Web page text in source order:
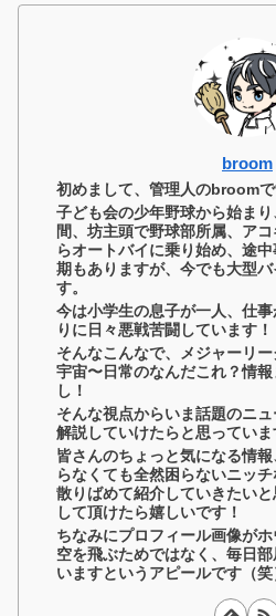
broom
初めまして、管理人のbroomで
子ども会の少年野球から始ま
間、坊主頭で野球部所属、ア
らオートバイに乗り始め、途
期もありますが、今でも大型
す。
今は小学生の息子が一人、仕
りに日々悪戦苦闘しています！
そんなこんなで、メジャーリ
宇宙〜日常のなんだこれ？情
し！
そんな視点からいま話題のニュ
解説していけたらと思っていま
皆さんのちょっと気になる情
らなくても全然困らないニッ
散りばめて紹介していきたい
して頂けたら嬉しいです！
ちなみにプロフィール画像が
空を飛ぶためではなく、毎日
いますというアピールです（笑